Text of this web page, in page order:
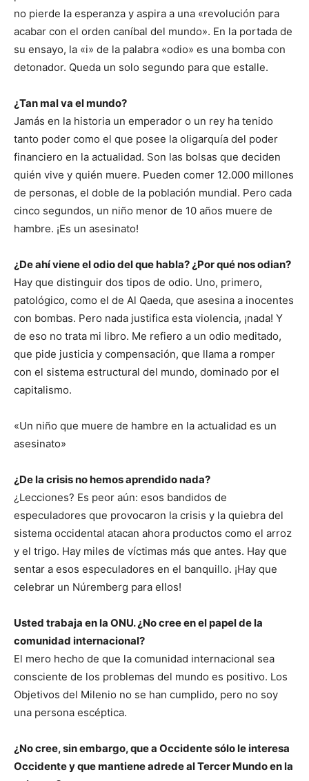
no pierde la esperanza y aspira a una «revolución para
acabar con el orden caníbal del mundo». En la portada de
su ensayo, la «i» de la palabra «odio» es una bomba con
detonador. Queda un solo segundo para que estalle.
¿Tan mal va el mundo?
Jamás en la historia un emperador o un rey ha tenido
tanto poder como el que posee la oligarquía del poder
financiero en la actualidad. Son las bolsas que deciden
quién vive y quién muere. Pueden comer 12.000 millones
de personas, el doble de la población mundial. Pero cada
cinco segundos, un niño menor de 10 años muere de
hambre. ¡Es un asesinato!
¿De ahí viene el odio del que habla? ¿Por qué nos odian?
Hay que distinguir dos tipos de odio. Uno, primero,
patológico, como el de Al Qaeda, que asesina a inocentes
con bombas. Pero nada justifica esta violencia, ¡nada! Y
de eso no trata mi libro. Me refiero a un odio meditado,
que pide justicia y compensación, que llama a romper
con el sistema estructural del mundo, dominado por el
capitalismo.
«Un niño que muere de hambre en la actualidad es un
asesinato»
¿De la crisis no hemos aprendido nada?
¿Lecciones? Es peor aún: esos bandidos de
especuladores que provocaron la crisis y la quiebra del
sistema occidental atacan ahora productos como el arroz
y el trigo. Hay miles de víctimas más que antes. Hay que
sentar a esos especuladores en el banquillo. ¡Hay que
celebrar un Núremberg para ellos!
Usted trabaja en la ONU. ¿No cree en el papel de la
comunidad internacional?
El mero hecho de que la comunidad internacional sea
consciente de los problemas del mundo es positivo. Los
Objetivos del Milenio no se han cumplido, pero no soy
una persona escéptica.
¿No cree, sin embargo, que a Occidente sólo le interesa
Occidente y que mantiene adrede al Tercer Mundo en la